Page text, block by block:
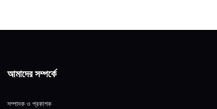
আমাদের সম্পর্কে
সম্পাদক ও প্রকাশক